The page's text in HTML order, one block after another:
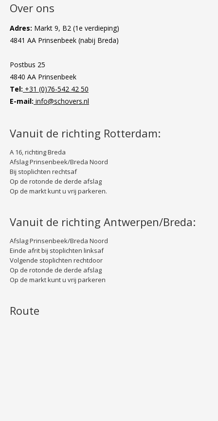
Over ons
Adres: Markt 9, B2 (1e verdieping)
4841 AA Prinsenbeek (nabij Breda)
Postbus 25
4840 AA Prinsenbeek
Tel: +31 (0)76-542 42 50
E-mail: info@schovers.nl
Vanuit de richting Rotterdam:
A 16, richting Breda
Afslag Prinsenbeek/Breda Noord
Bij stoplichten rechtsaf
Op de rotonde de derde afslag
Op de markt kunt u vrij parkeren.
Vanuit de richting Antwerpen/Breda:
Afslag Prinsenbeek/Breda Noord
Einde afrit bij stoplichten linksaf
Volgende stoplichten rechtdoor
Op de rotonde de derde afslag
Op de markt kunt u vrij parkeren
Route